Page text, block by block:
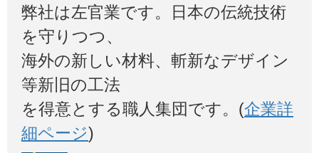
弊社は左官業です。日本の伝統技術
を守りつつ、
海外の新しい材料、斬新なデザイン
等新旧の工法
を得意とする職人集団です。(企業詳
細ページ)